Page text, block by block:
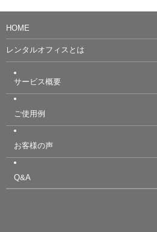
HOME
レンタルオフィスとは
サービス概要
ご使用例
お客様の声
Q&A